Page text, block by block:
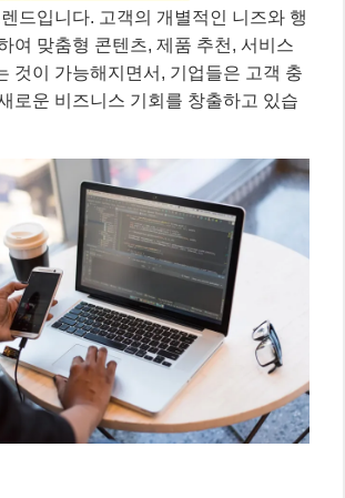
드입니다. 고객의 개별적인 니즈와 행
여 맞춤형 콘텐츠, 제품 추천, 서비스
것이 가능해지면서, 기업들은 고객 충
로운 비즈니스 기회를 창출하고 있습